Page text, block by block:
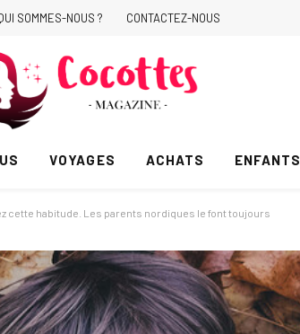
SOMMES-NOUS ? CONTACTEZ-NOUS
VOYAGES ACHATS ENFANTS
cette habitude. Les parents nordiques le font toujours